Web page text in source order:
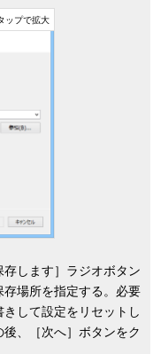
します］ラジオボタン
場所を指定する。必要
して設定をリセットし
、［次へ］ボタンをク